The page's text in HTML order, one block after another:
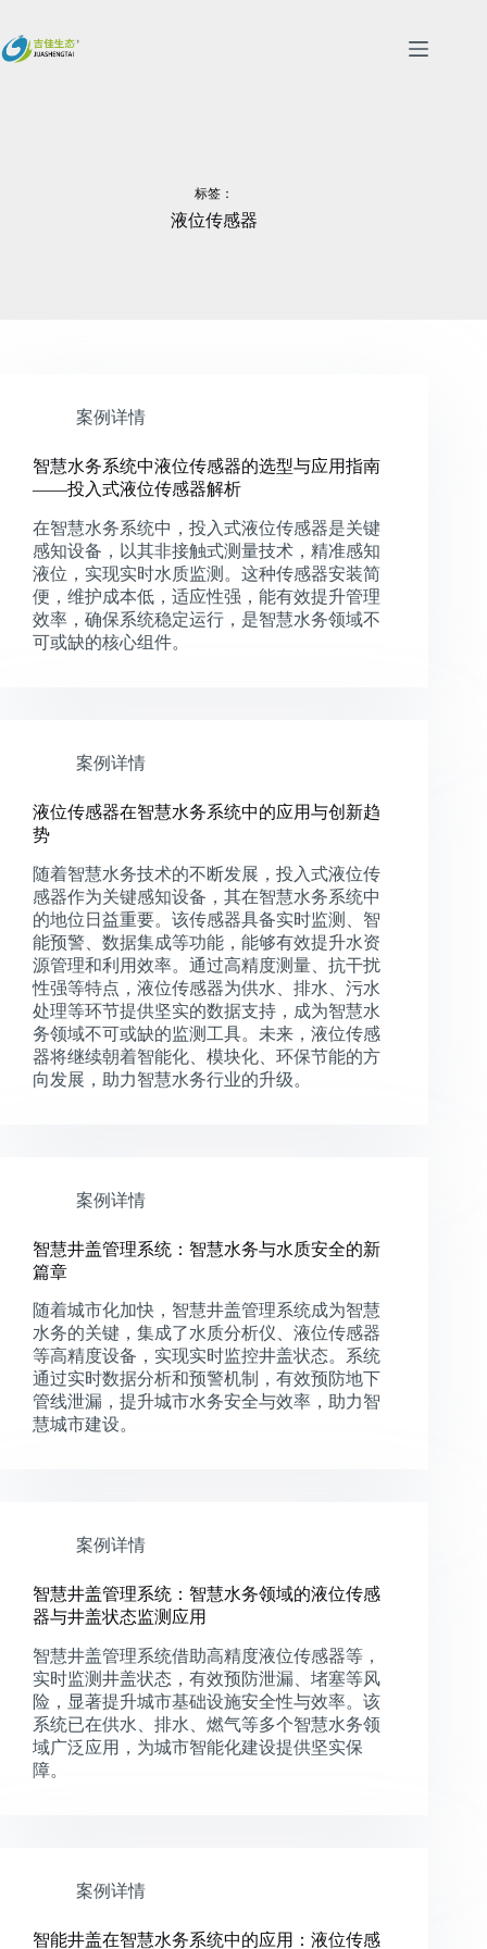
内
标签：
液位传感器
案例详情
智慧水务系统中液位传感器的选型与应用指南
——投入式液位传感器解析
在智慧水务系统中，投入式液位传感器是关键
感知设备，以其非接触式测量技术，精准感知
液位，实现实时水质监测。这种传感器安装简
便，维护成本低，适应性强，能有效提升管理
效率，确保系统稳定运行，是智慧水务领域不
可或缺的核心组件。
案例详情
液位传感器在智慧水务系统中的应用与创新趋
势
随着智慧水务技术的不断发展，投入式液位传
感器作为关键感知设备，其在智慧水务系统中
的地位日益重要。该传感器具备实时监测、智
能预警、数据集成等功能，能够有效提升水资
源管理和利用效率。通过高精度测量、抗干扰
性强等特点，液位传感器为供水、排水、污水
处理等环节提供坚实的数据支持，成为智慧水
务领域不可或缺的监测工具。未来，液位传感
器将继续朝着智能化、模块化、环保节能的方
向发展，助力智慧水务行业的升级。
案例详情
智慧井盖管理系统：智慧水务与水质安全的新
篇章
随着城市化加快，智慧井盖管理系统成为智慧
水务的关键，集成了水质分析仪、液位传感器
等高精度设备，实现实时监控井盖状态。系统
通过实时数据分析和预警机制，有效预防地下
管线泄漏，提升城市水务安全与效率，助力智
慧城市建设。
案例详情
智慧井盖管理系统：智慧水务领域的液位传感
器与井盖状态监测应用
智慧井盖管理系统借助高精度液位传感器等，
实时监测井盖状态，有效预防泄漏、堵塞等风
险，显著提升城市基础设施安全性与效率。该
系统已在供水、排水、燃气等多个智慧水务领
域广泛应用，为城市智能化建设提供坚实保
障。
案例详情
智能井盖在智慧水务系统中的应用：液位传感